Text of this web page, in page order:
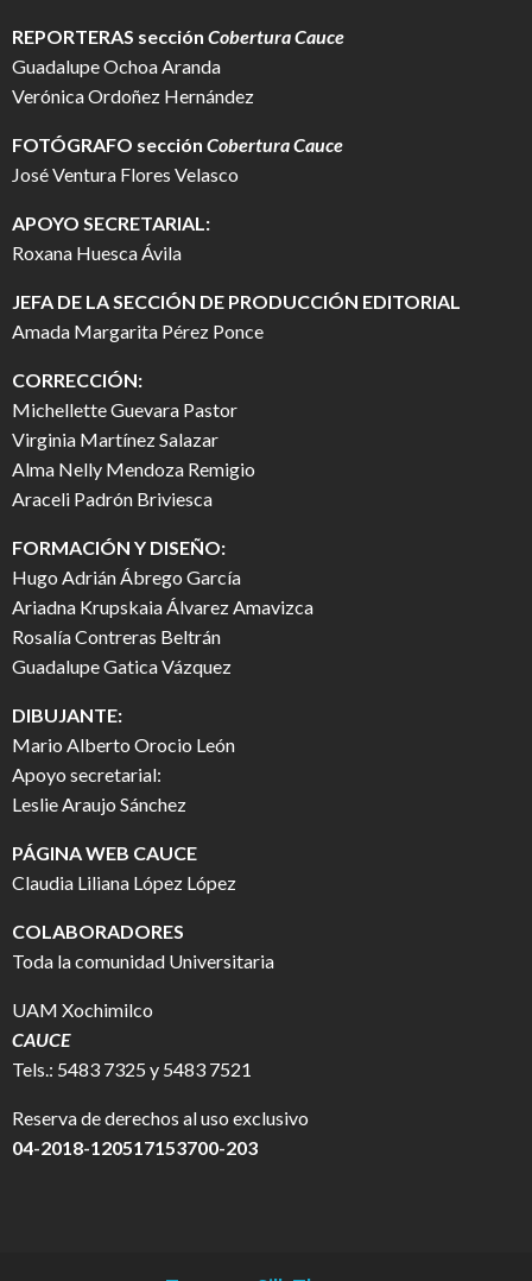
REPORTERAS sección Cobertura Cauce
Guadalupe Ochoa Aranda
Verónica Ordoñez Hernández
FOTÓGRAFO sección Cobertura Cauce
José Ventura Flores Velasco
APOYO SECRETARIAL:
Roxana Huesca Ávila
JEFA DE LA SECCIÓN DE PRODUCCIÓN EDITORIAL
Amada Margarita Pérez Ponce
CORRECCIÓN:
Michellette Guevara Pastor
Virginia Martínez Salazar
Alma Nelly Mendoza Remigio
Araceli Padrón Briviesca
FORMACIÓN Y DISEÑO:
Hugo Adrián Ábrego García
Ariadna Krupskaia Álvarez Amavizca
Rosalía Contreras Beltrán
Guadalupe Gatica Vázquez
DIBUJANTE:
Mario Alberto Orocio León
Apoyo secretarial:
Leslie Araujo Sánchez
PÁGINA WEB CAUCE
Claudia Liliana López López
COLABORADORES
Toda la comunidad Universitaria
UAM Xochimilco
CAUCE
Tels.: 5483 7325 y 5483 7521
Reserva de derechos al uso exclusivo
04-2018-120517153700-203